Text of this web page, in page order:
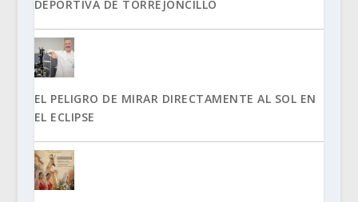
DEPORTIVA DE TORREJONCILLO
EL PELIGRO DE MIRAR DIRECTAMENTE AL SOL EN
EL ECLIPSE